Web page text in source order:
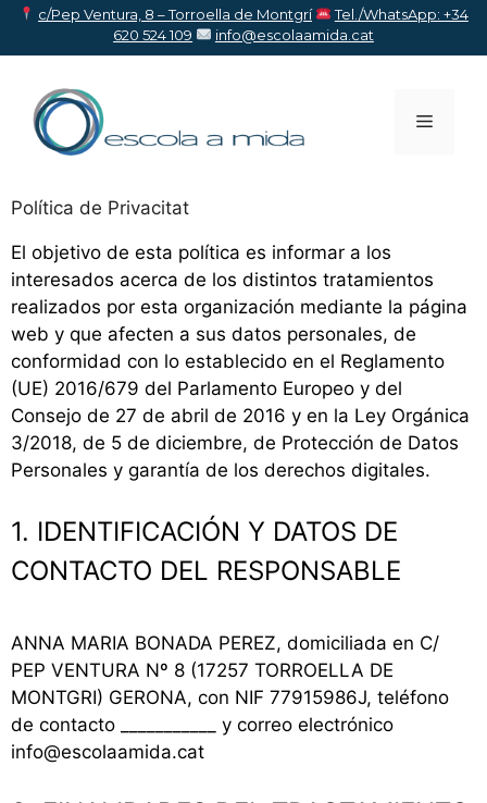
c/Pep Ventura, 8 – Torroella de Montgrí
Tel./WhatsApp: +34
620 524 109
info@escolaamida.cat
Política de Privacitat
El objetivo de esta política es informar a los
interesados acerca de los distintos tratamientos
realizados por esta organización mediante la página
web y que afecten a sus datos personales, de
conformidad con lo establecido en el Reglamento
(UE) 2016/679 del Parlamento Europeo y del
Consejo de 27 de abril de 2016 y en la Ley Orgánica
3/2018, de 5 de diciembre, de Protección de Datos
Personales y garantía de los derechos digitales.
1. IDENTIFICACIÓN Y DATOS DE
CONTACTO DEL RESPONSABLE
ANNA MARIA BONADA PEREZ, domiciliada en C/
PEP VENTURA Nº 8 (17257 TORROELLA DE
MONTGRI) GERONA, con NIF 77915986J, teléfono
de contacto ___________ y correo electrónico
info@escolaamida.cat